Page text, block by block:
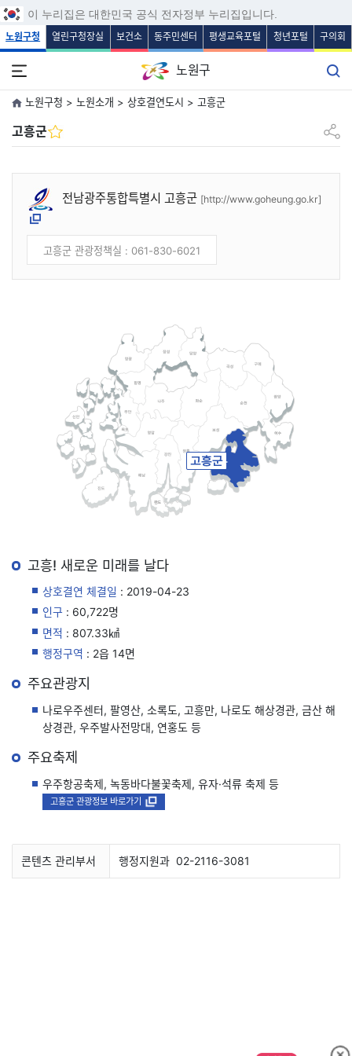
본문 바로가기
주메뉴 바로가기
보조메뉴 바로가기
푸터 바로가기
이 누리집은 대한민국 공식 전자정부 누리집입니다.
노원구청 열린구청장실 보건소 동주민센터 평생교육포털 청년포털 구의회
노원구
노원구청 > 노원소개 > 상호결연도시 > 고흥군
고흥군 공유하
전남광주통합특별시 고흥군 [http://www.goheung.go.kr]
새창
고흥군 관광정책실 : 061-830-6021
고흥! 새로운 미래를 날다
상호결연 체결일 : 2019-04-23
인구 : 60,722명
면적 : 807.33㎢
행정구역 : 2읍 14면
주요관광지
나로우주센터, 팔영산, 소록도, 고흥만, 나로도 해상경관, 금산 해
상경관, 우주발사전망대, 연홍도 등
주요축제
우주항공축제, 녹동바다불꽃축제, 유자·석류 축제 등
고흥군 관광정보 바로가기 새창
콘텐츠 관리부서 행정지원과 02-2116-3081